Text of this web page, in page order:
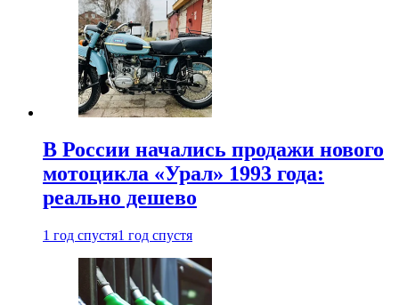
В России начались продажи нового
мотоцикла «Урал» 1993 года:
реально дешево
1 год спустя1 год спустя